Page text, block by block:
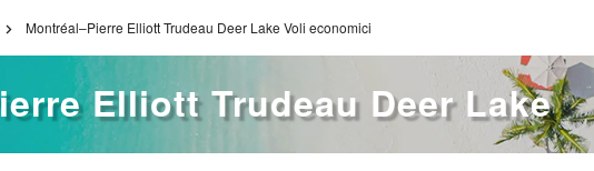
Montréal–Pierre Elliott Trudeau Deer Lake Voli economici
Elliott Trudeau Deer Lake